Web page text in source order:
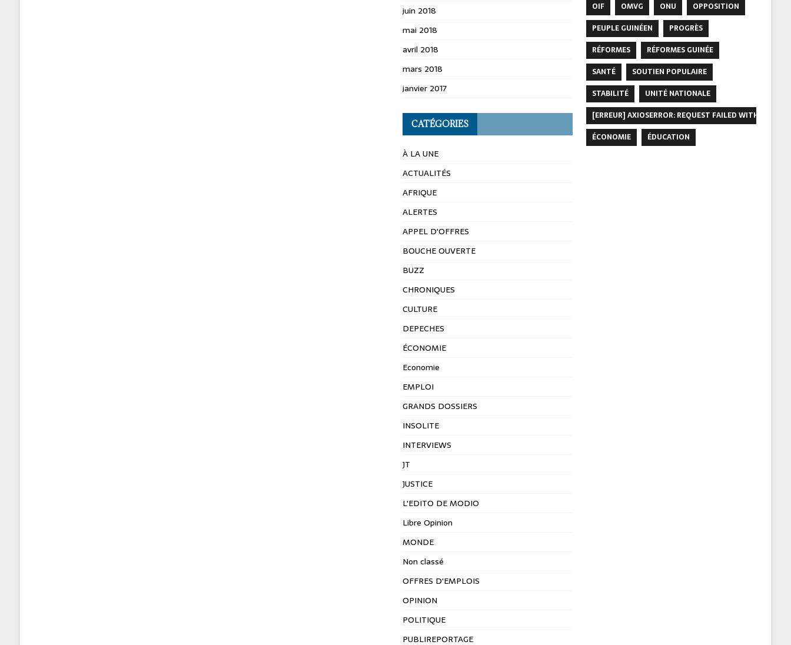
juin 2018
mai 2018
avril 2018
mars 2018
janvier 2017
CATÉGORIES
À LA UNE
ACTUALITÉS
AFRIQUE
ALERTES
APPEL D'OFFRES
BOUCHE OUVERTE
BUZZ
CHRONIQUES
CULTURE
DEPECHES
ÉCONOMIE
Economie
EMPLOI
GRANDS DOSSIERS
INSOLITE
INTERVIEWS
JT
JUSTICE
L'EDITO DE MODIO
Libre Opinion
MONDE
Non classé
OFFRES D'EMPLOIS
OPINION
POLITIQUE
PUBLIREPORTAGE
OIF
OMVG ONU
OPPOSITION
PEUPLE GUINÉEN
PROGRÈS
RÉFORMES
RÉFORMES GUINÉE
SANTÉ
SOUTIEN POPULAIRE
STABILITÉ
UNITÉ NATIONALE
[ERREUR] AXIOSERROR: REQUEST FAILED WITH
ÉCONOMIE
ÉDUCATION